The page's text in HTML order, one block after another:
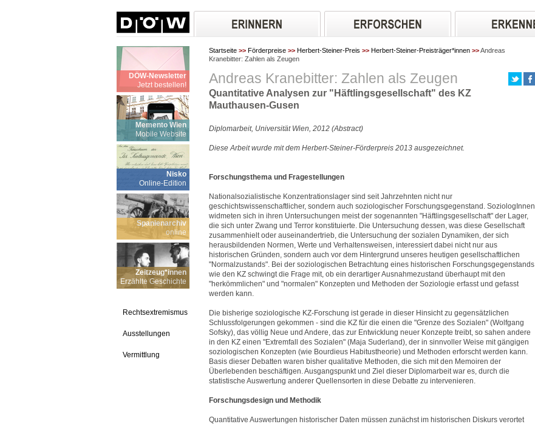
DÖW-Newsletter
Jetzt bestellen!
Memento Wien
Mobile Website
Nisko
Online-Edition
Spanienarchiv
online
Zeitzeug*innen
Erzählte Geschichte
Rechtsextremismus
Ausstellungen
Vermittlung
Startseite >> Förderpreise >> Herbert-Steiner-Preis >> Herbert-Steiner-Preisträger*innen >>Andreas
Kranebitter: Zahlen als Zeugen
Andreas Kranebitter: Zahlen als Zeugen
Quantitative Analysen zur "Häftlingsgesellschaft" des KZ
Mauthausen-Gusen
Diplomarbeit, Universität Wien, 2012 (Abstract)
Diese Arbeit wurde mit dem Herbert-Steiner-Förderpreis 2013 ausgezeichnet.
Forschungsthema und Fragestellungen
Nationalsozialistische Konzentrationslager sind seit Jahrzehnten nicht nur
geschichtswissenschaftlicher, sondern auch soziologischer Forschungsgegenstand. SoziologInnen
widmeten sich in ihren Untersuchungen meist der sogenannten "Häftlingsgesellschaft" der Lager,
die sich unter Zwang und Terror konstituierte. Die Untersuchung dessen, was diese Gesellschaft
zusammenhielt oder auseinandertrieb, die Untersuchung der sozialen Dynamiken, der sich
herausbildenden Normen, Werte und Verhaltensweisen, interessiert dabei nicht nur aus
historischen Gründen, sondern auch vor dem Hintergrund unseres heutigen gesellschaftlichen
"Normalzustands". Bei der soziologischen Betrachtung eines historischen Forschungsgegenstands
wie den KZ schwingt die Frage mit, ob ein derartiger Ausnahmezustand überhaupt mit den
"herkömmlichen" und "normalen" Konzepten und Methoden der Soziologie erfasst und gefasst
werden kann.
Die bisherige soziologische KZ-Forschung ist gerade in dieser Hinsicht zu gegensätzlichen
Schlussfolgerungen gekommen - sind die KZ für die einen die "Grenze des Sozialen" (Wolfgang
Sofsky), das völlig Neue und Andere, das zur Entwicklung neuer Konzepte treibt, so sahen andere
in den KZ einen "Extremfall des Sozialen" (Maja Suderland), der in sinnvoller Weise mit gängigen
soziologischen Konzepten (wie Bourdieus Habitustheorie) und Methoden erforscht werden kann.
Basis dieser Debatten waren bisher qualitative Methoden, die sich mit den Memoiren der
Überlebenden beschäftigen. Ausgangspunkt und Ziel dieser Diplomarbeit war es, durch die
statistische Auswertung anderer Quellensorten in diese Debatte zu intervenieren.
Forschungsdesign und Methodik
Quantitative Auswertungen historischer Daten müssen zunächst im historischen Diskurs verortet